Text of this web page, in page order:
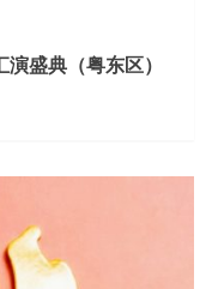
盛典（粤东区）